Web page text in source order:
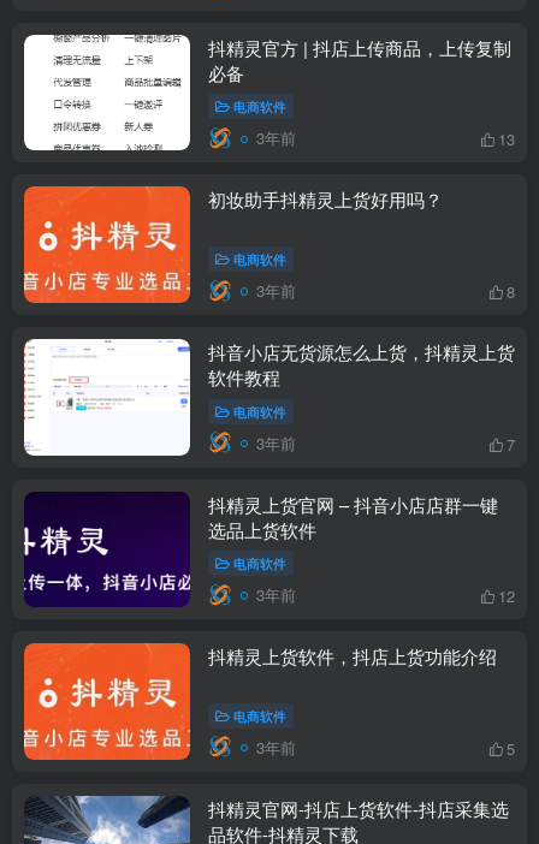
抖精灵官方 | 抖店上传商品，上传复制
必备
电商软件
3年前 13
初妆助手抖精灵上货好用吗？
电商软件
3年前 8
抖音小店无货源怎么上货，抖精灵上货
软件教程
电商软件
3年前 7
抖精灵上货官网 – 抖音小店店群一键
选品上货软件
电商软件
3年前 12
抖精灵上货软件，抖店上货功能介绍
电商软件
3年前 5
抖精灵官网-抖店上货软件-抖店采集选
品软件-抖精灵下载